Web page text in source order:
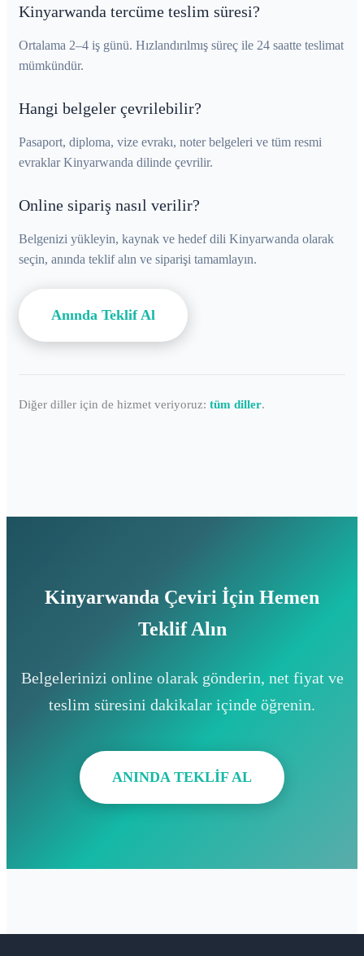
Kinyarwanda tercüme teslim süresi?
Ortalama 2–4 iş günü. Hızlandırılmış süreç ile 24 saatte teslimat
mümkündür.
Hangi belgeler çevrilebilir?
Pasaport, diploma, vize evrakı, noter belgeleri ve tüm resmi
evraklar Kinyarwanda dilinde çevrilir.
Online sipariş nasıl verilir?
Belgenizi yükleyin, kaynak ve hedef dili Kinyarwanda olarak
seçin, anında teklif alın ve siparişi tamamlayın.
Anında Teklif Al
Diğer diller için de hizmet veriyoruz: tüm diller.
Kinyarwanda Çeviri İçin Hemen
Teklif Alın
Belgelerinizi online olarak gönderin, net fiyat ve
teslim süresini dakikalar içinde öğrenin.
ANINDA TEKLİF AL